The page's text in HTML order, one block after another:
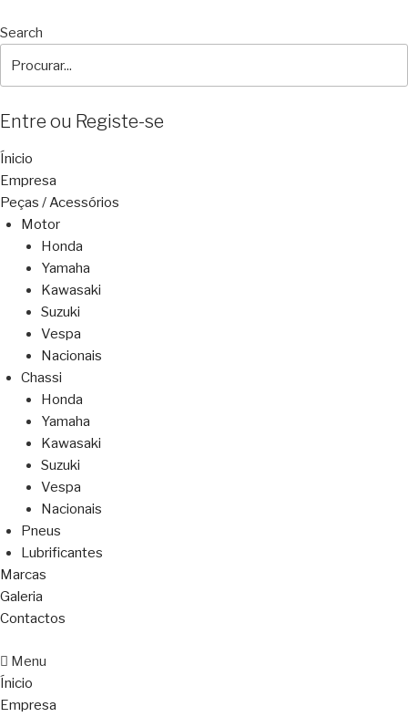
Search
Entre ou Registe-se
Ínicio
Empresa
Peças / Acessórios
Motor
Honda
Yamaha
Kawasaki
Suzuki
Vespa
Nacionais
Chassi
Honda
Yamaha
Kawasaki
Suzuki
Vespa
Nacionais
Pneus
Lubrificantes
Marcas
Galeria
Contactos
Menu
Ínicio
Empresa